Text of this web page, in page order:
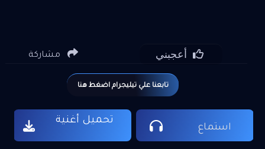
استماع
تابعنا علي تيليجرام اضغط هنا
تحميل أغنية
مشاركة أعجبني